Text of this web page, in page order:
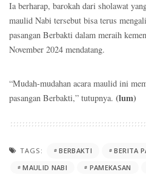
Ia berharap, barokah dari sholawat
maulid Nabi tersebut bisa terus
pasangan Berbakti dalam meraih
November 2024 mendatang.
“Mudah-mudahan acara maulid ini
pasangan Berbakti,” tutupnya. (lum)
TAGS: BERBAKTI BERITA
MAULID NABI
PAMEKASAN